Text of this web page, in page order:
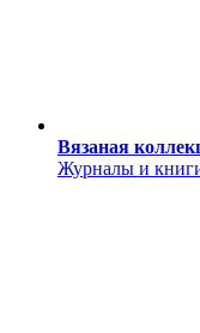
Вязаная
Журналы и